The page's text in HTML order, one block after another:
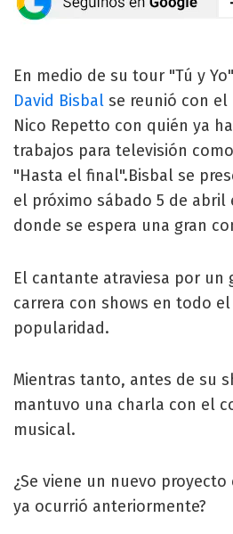
En medio de su tour "Tú y
David Bisbal se reunió con
Nico Repetto con quién ya
trabajos para televisión
"Hasta el final".Bisbal se
el próximo sábado 5 de abril
donde se espera una gran
El cantante atraviesa por un
carrera con shows en todo
popularidad.
Mientras tanto, antes de su
mantuvo una charla con el
musical.
¿Se viene un nuevo
ya ocurrió anteriormente?